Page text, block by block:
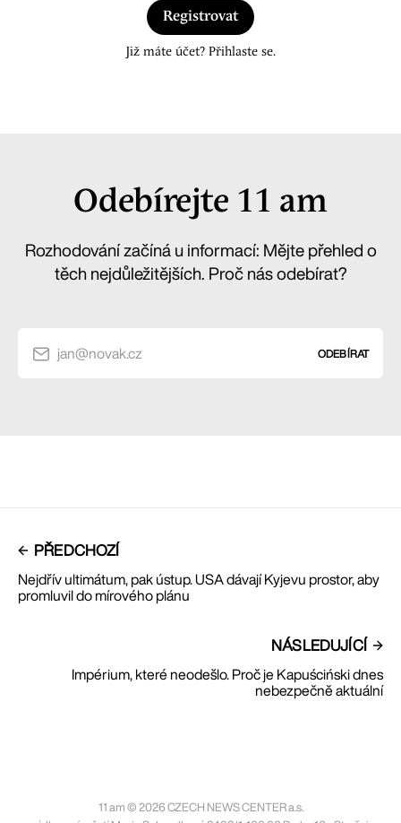
Registrovat
Již máte účet? Přihlaste se.
Odebírejte 11 am
Rozhodování začíná u informací: Mějte přehled o
těch nejdůležitějších. Proč nás odebírat?
jan@novak.cz ODEBÍRAT
PŘEDCHOZÍ
Nejdřív ultimátum, pak ústup. USA dávají Kyjevu prostor, aby
promluvil do mírového plánu
NÁSLEDUJÍCÍ
Impérium, které neodešlo. Proč je Kapuściński dnes
nebezpečně aktuální
11 am © 2026 CZECH NEWS CENTER a.s.